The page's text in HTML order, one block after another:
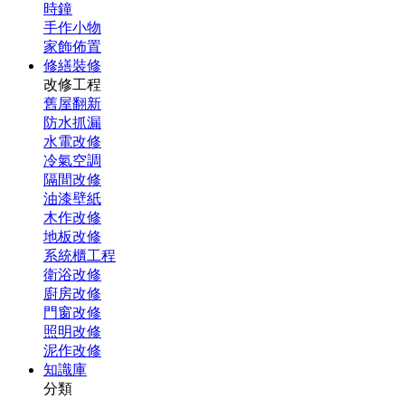
時鐘
手作小物
家飾佈置
修繕裝修
改修工程
舊屋翻新
防水抓漏
水電改修
冷氣空調
隔間改修
油漆壁紙
木作改修
地板改修
系統櫃工程
衛浴改修
廚房改修
門窗改修
照明改修
泥作改修
知識庫
分類